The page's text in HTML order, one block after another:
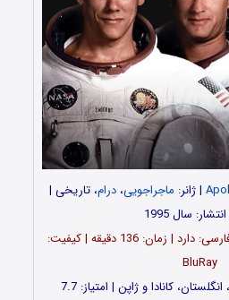
| ژانر: ماجراجویی، درام، تاریخی |
سال 1995
زبان: انگلیسی | زیرنویس فارسی: دارد | زمان: 136 دقیقه | کیفیت:
BluRay
کانادا و ژاپن | امتیاز: 7.7